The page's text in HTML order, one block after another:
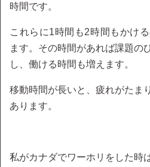
時間です。
これらに1時間も2時間もかけ
ます。その時間があれば課題の
し、働ける時間も増えます。
移動時間が長いと、疲れがたま
あります。
私がカナダでワーホリをした時